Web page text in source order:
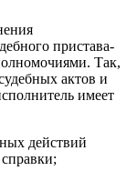
пристава-
Так,
актов и
имеет
действий